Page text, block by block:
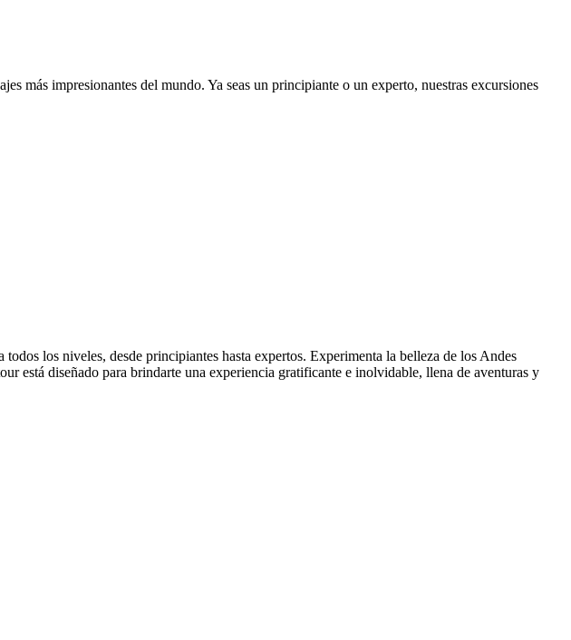
más impresionantes del mundo. Ya seas un principiante o un experto, nuestras excursiones
los niveles, desde principiantes hasta expertos. Experimenta la belleza de los Andes
está diseñado para brindarte una experiencia gratificante e inolvidable, llena de aventuras y